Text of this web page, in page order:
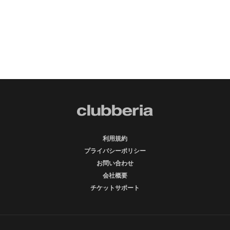
利用規約
プライバシーポリシー
お問い合わせ
会社概要
チケットサポート